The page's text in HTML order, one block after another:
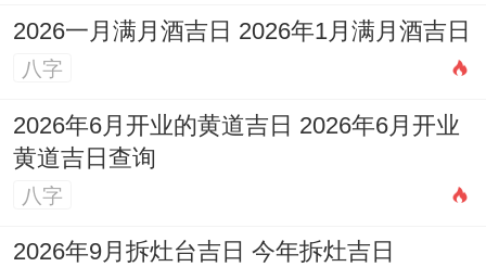
2026一月满月酒吉日 2026年1月满月酒吉日
八字
2026年6月开业的黄道吉日 2026年6月开业
黄道吉日查询
八字
2026年9月拆灶台吉日 今年拆灶吉日